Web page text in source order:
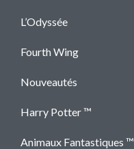
L’Odyssée
Fourth Wing
Nouveautés
Harry Potter ™
Animaux Fantastiques ™